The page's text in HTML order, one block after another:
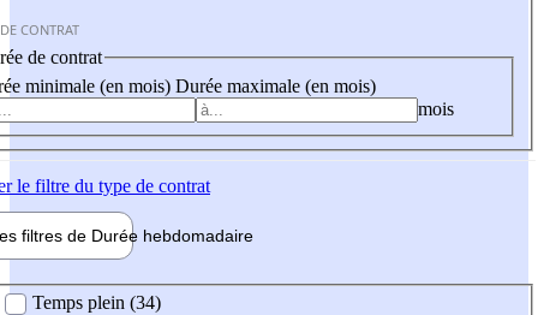
CONTRAT
de contrat
minimale (en mois) Durée maximale (en mois)
mois
le filtre du type de contrat
filtres de Durée hebdomadaire
Temps plein (34)